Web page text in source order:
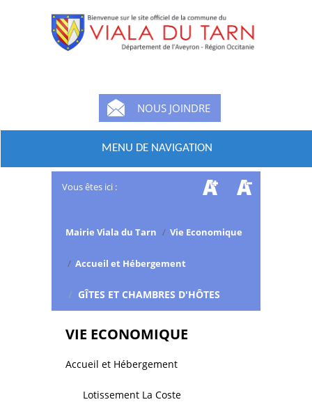
NOUS JOINDRE
MENU DE NAVIGATION
Vous êtes ici :
Mairie Viala du Tarn / Vie Economique
/ Accueil et Hébergement
/ GÎTES ET CHAMBRES D'HÔTES
VIE ECONOMIQUE
Accueil et Hébergement
Lotissement La Coste